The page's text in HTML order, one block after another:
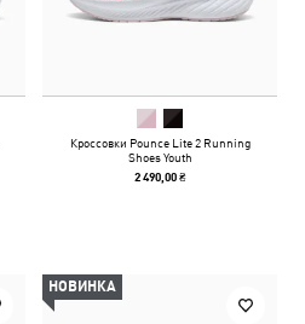
Кроссовки Pounce Lite 2 Running
Shoes Youth
2 490,00 ₴
НОВИНКА